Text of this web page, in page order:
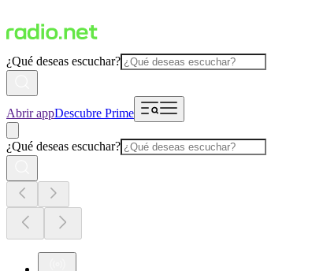
¿Qué deseas escuchar?
Abrir appDescubre Prime
¿Qué deseas escuchar?